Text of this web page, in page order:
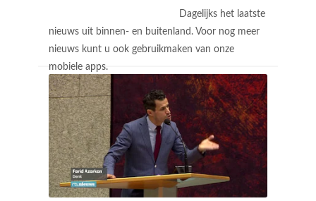
Dagelijks het laatste
nieuws uit binnen- en buitenland. Voor nog meer
nieuws kunt u ook gebruikmaken van onze
mobiele apps.